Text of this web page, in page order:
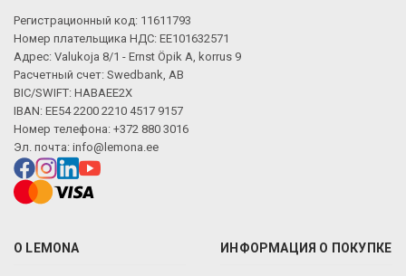
Описание искусственного интеллекта
Регистрационный код: 11611793
Номер плательщика НДС: EE101632571
Адрес: Valukoja 8/1 - Ernst Öpik A, korrus 9
Расчетный счет: Swedbank, AB
BIC/SWIFT: HABAEE2X
IBAN: EE54 2200 2210 4517 9157
Номер телефона: +372 880 3016
Эл. почта: info@lemona.ee
О LEMONA ИНФОРМАЦИЯ О ПОКУПКЕ